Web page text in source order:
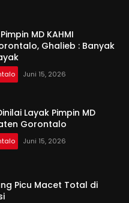
MD KAHMI
Ghalieb : Banyak
Juni 15, 2026
Layak Pimpin MD
Gorontalo
Juni 15, 2026
Picu Macet Total di